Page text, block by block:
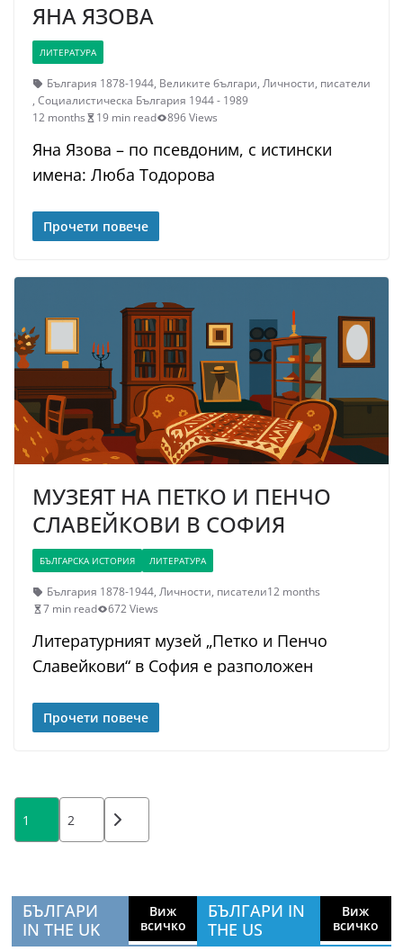
ЯНА ЯЗОВА
ЛИТЕРАТУРА
България 1878-1944, Великите българи, Личности, писатели
, Социалистическа България 1944 - 1989
12 months
19 min read 896 Views
Яна Язова – по псевдоним, с истински
имена: Люба Тодорова
Прочети повече
МУЗЕЯТ НА ПЕТКО И ПЕНЧО
СЛАВЕЙКОВИ В СОФИЯ
БЪЛГАРСКА ИСТОРИЯ ЛИТЕРАТУРА
България 1878-1944, Личности, писатели12 months
7 min read
672 Views
Литературният музей „Петко и Пенчо
Славейкови“ в София е разположен
Прочети повече
Posts
pagination
1 2
БЪЛГАРИ
IN THE UK
Виж
всичко
БЪЛГАРИ IN
THE US
Виж
всичко